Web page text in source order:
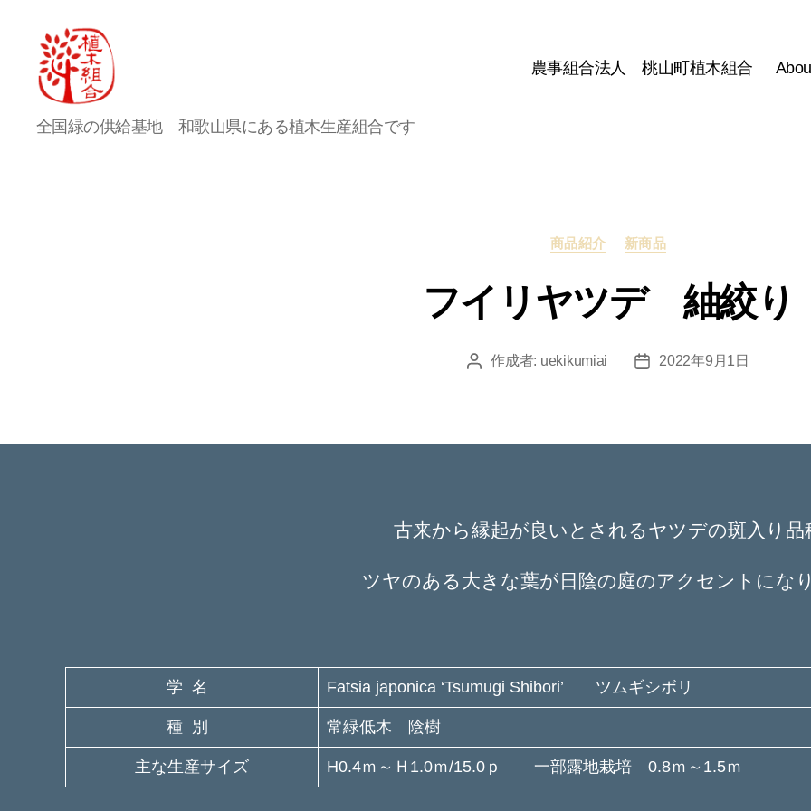
農
事
全国緑の供給基地 和歌山県にある植木生産組合です
農事組合法人 桃山町植木組合
リ
ー
商品紹介 新商品
フイリヤツデ 紬絞り
投
作成者: uekikumiai
投
2022年9月1日
古来から縁起が良いとされるヤツデの斑入り品
ツヤのある大きな葉が日陰の庭のアクセントにな
学名 Fatsia japonica ‘Tsumugi Shibori’ ツムギシボリ
種別 常緑低木 陰樹
主な生産サイズ H0.4ｍ～Ｈ1.0ｍ/15.0ｐ 一部露地栽培 0.8ｍ～1.5ｍ